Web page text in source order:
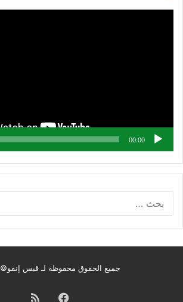
00:00
جميع الحقوق محفوظة لـ قبس إنفو© 2026
فيسبوكملخص